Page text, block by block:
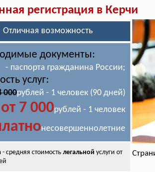
регистрация в Керчи
Отличная возможность
документы:
- паспорта гражданина России;
услуг:
000рублей - 1 человек (90 дней)
от 7 000рублей - 1 человек
несовершеннолетние
- средняя стоимостьлегальной услуги от